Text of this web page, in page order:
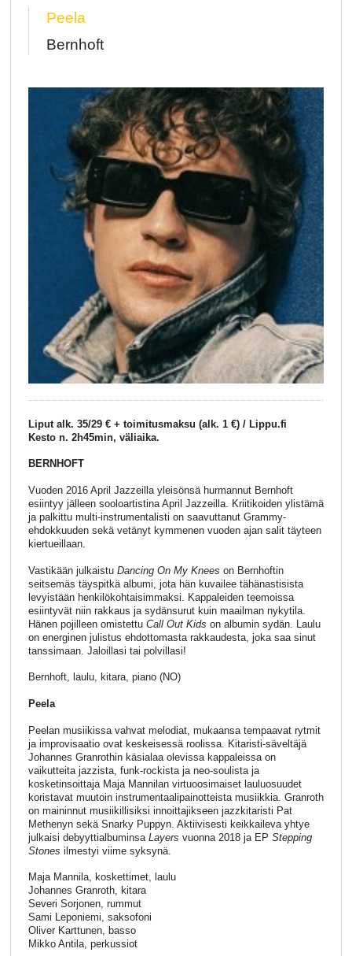
Peela
Bernhoft
Liput alk. 35/29 € + toimitusmaksu (alk. 1 €) / Lippu.fi
Kesto n. 2h45min, väliaika.
BERNHOFT
Vuoden 2016 April Jazzeilla yleisönsä hurmannut Bernhoft
esiintyy jälleen sooloartistina April Jazzeilla. Kriitikoiden ylistämä
ja palkittu multi-instrumentalisti on saavuttanut Grammy-
ehdokkuuden sekä vetänyt kymmenen vuoden ajan salit täyteen
kiertueillaan.
Vastikään julkaistu Dancing On My Knees on Bernhoftin
seitsemäs täyspitkä albumi, jota hän kuvailee tähänastisista
levyistään henkilökohtaisimmaksi. Kappaleiden teemoissa
esiintyvät niin rakkaus ja sydänsurut kuin maailman nykytila.
Hänen pojilleen omistettu Call Out Kids on albumin sydän. Laulu
on energinen julistus ehdottomasta rakkaudesta, joka saa sinut
tanssimaan. Jaloillasi tai polvillasi!
Bernhoft, laulu, kitara, piano (NO)
Peela
Peelan musiikissa vahvat melodiat, mukaansa tempaavat rytmit
ja improvisaatio ovat keskeisessä roolissa. Kitaristi-säveltäjä
Johannes Granrothin käsialaa olevissa kappaleissa on
vaikutteita jazzista, funk-rockista ja neo-soulista ja
kosketinsoittaja Maja Mannilan virtuoosimaiset lauluosuudet
koristavat muutoin instrumentaalipainotteista musiikkia. Granroth
on maininnut musiikillisiksi innoittajikseen jazzkitaristi Pat
Methenyn sekä Snarky Puppyn. Aktiivisesti keikkaileva yhtye
julkaisi debyyttialbuminsa Layers vuonna 2018 ja EP Stepping
Stones ilmestyi viime syksynä.
Maja Mannila, koskettimet, laulu
Johannes Granroth, kitara
Severi Sorjonen, rummut
Sami Leponiemi, saksofoni
Oliver Karttunen, basso
Mikko Antila, perkussiot